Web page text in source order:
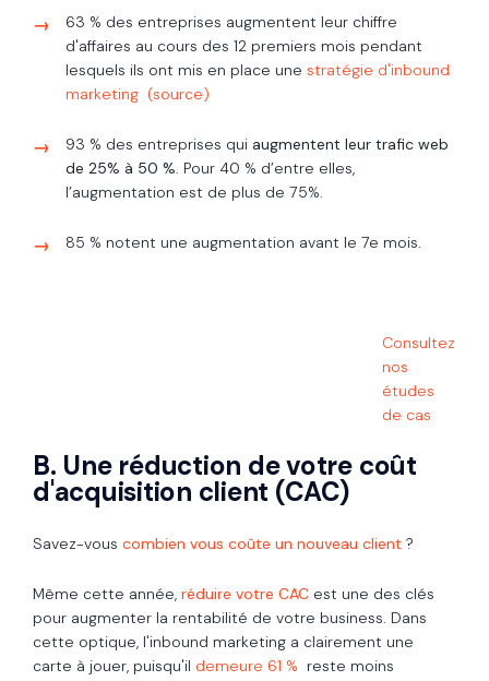
63 % des entreprises augmentent leur chiffre
d'affaires au cours des 12 premiers mois pendant
lesquels ils ont mis en place une stratégie d'inbound
marketing (source)
93 % des entreprises qui augmentent leur trafic web
de 25% à 50 %. Pour 40 % d’entre elles,
l’augmentation est de plus de 75%.
85 % notent une augmentation avant le 7e mois.
Consultez
nos
études
de cas
B. Une réduction de votre coût
d'acquisition client (CAC)
Savez-vous combien vous coûte un nouveau client ?
Même cette année, réduire votre CAC est une des clés
pour augmenter la rentabilité de votre business. Dans
cette optique, l'inbound marketing a clairement une
carte à jouer, puisqu'il demeure 61 % reste moins